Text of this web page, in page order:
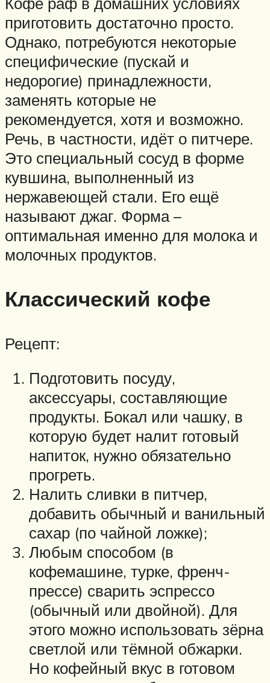
приготовить достаточно просто.
Однако, потребуются некоторые
специфические (пускай и
недорогие) принадлежности,
заменять которые не
рекомендуется, хотя и возможно.
Речь, в частности, идёт о питчере.
Это специальный сосуд в форме
кувшина, выполненный из
нержавеющей стали. Его ещё
называют джаг. Форма –
оптимальная именно для молока и
молочных продуктов.
Классический кофе
Рецепт:
Подготовить посуду,
аксессуары, составляющие
продукты. Бокал или чашку, в
которую будет налит готовый
напиток, нужно обязательно
прогреть.
Налить сливки в питчер,
добавить обычный и ванильный
сахар (по чайной ложке);
Любым способом (в
кофемашине, турке, френч-
прессе) сварить эспрессо
(обычный или двойной). Для
этого можно использовать зёрна
светлой или тёмной обжарки.
Но кофейный вкус в готовом